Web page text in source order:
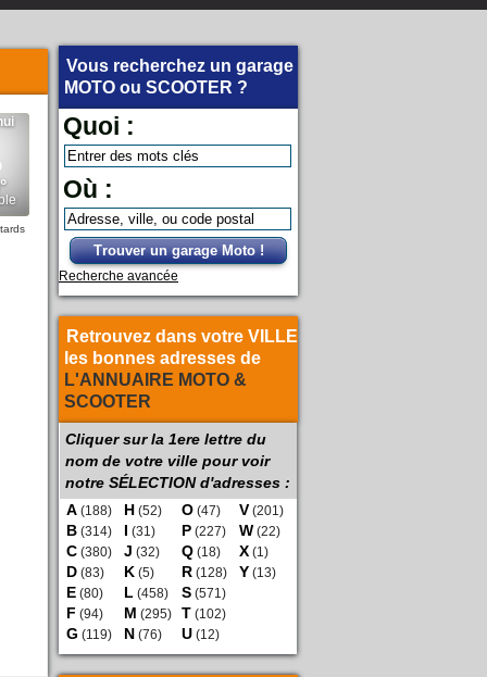
Vous recherchez un garage
MOTO ou SCOOTER ?
Quoi :
Où :
Trouver un garage Moto !
Recherche avancée
Retrouvez dans votre VILLE
les bonnes adresses de
L'ANNUAIRE MOTO &
SCOOTER
Cliquer sur la 1ere lettre du
nom de votre ville pour voir
notre SÉLECTION d'adresses :
A (188)
B (314)
C (380)
D (83)
E (80)
F (94)
G (119)
H (52)
I (31)
J (32)
K (5)
L (458)
M (295)
N (76)
O (47)
P (227)
Q (18)
R (128)
S (571)
T (102)
U (12)
V (201)
W (22)
X (1)
Y (13)